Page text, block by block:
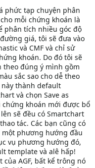
phức tạp chuyện phân
mỗi chứng khoán là
phân tích nhiều góc độ
giá, tôi sẽ đưa vào
và CMF và chỉ sử
khoán. Do đó tôi sẽ
theo đúng ý mình gồm
sắc sao cho dễ theo
thành default
và chọn Save as
chứng khoán mới được bổ
sẽ đều có Smartchart
tác. Các bạn cũng có
phương hướng đầu
vụ phương hướng đó,
template và alê hấp!
AGF, bất kể trông nó